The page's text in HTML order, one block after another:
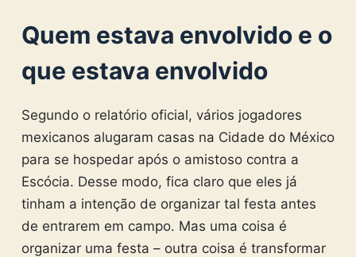
Quem estava envolvido e o
que estava envolvido
Segundo o relatório oficial, vários jogadores
mexicanos alugaram casas na Cidade do México
para se hospedar após o amistoso contra a
Escócia. Desse modo, fica claro que eles já
tinham a intenção de organizar tal festa antes
de entrarem em campo. Mas uma coisa é
organizar uma festa – outra coisa é transformar